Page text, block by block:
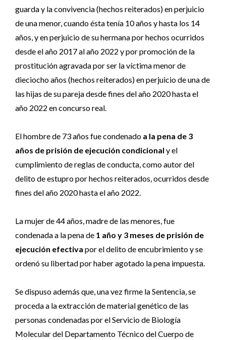
guarda y la convivencia (hechos reiterados) en perjuicio
de una menor, cuando ésta tenía 10 años y hasta los 14
años, y en perjuicio de su hermana por hechos ocurridos
desde el año 2017 al año 2022 y por promoción de la
prostitución agravada por ser la víctima menor de
dieciocho años (hechos reiterados) en perjuicio de una de
las hijas de su pareja desde fines del año 2020 hasta el
año 2022 en concurso real.
El hombre de 73 años fue condenado a la pena de 3
años de prisión de ejecución condicional y el
cumplimiento de reglas de conducta, como autor del
delito de estupro por hechos reiterados, ocurridos desde
fines del año 2020 hasta el año 2022.
La mujer de 44 años, madre de las menores, fue
condenada a la pena de 1 año y 3 meses de prisión de
ejecución efectiva por el delito de encubrimiento y se
ordenó su libertad por haber agotado la pena impuesta.
Se dispuso además que, una vez firme la Sentencia, se
proceda a la extracción de material genético de las
personas condenadas por el Servicio de Biología
Molecular del Departamento Técnico del Cuerpo de